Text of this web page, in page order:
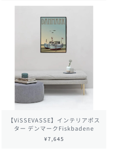
【ViSSEVASSE】インテリアポス
ター デンマークFiskbadene
¥7,645